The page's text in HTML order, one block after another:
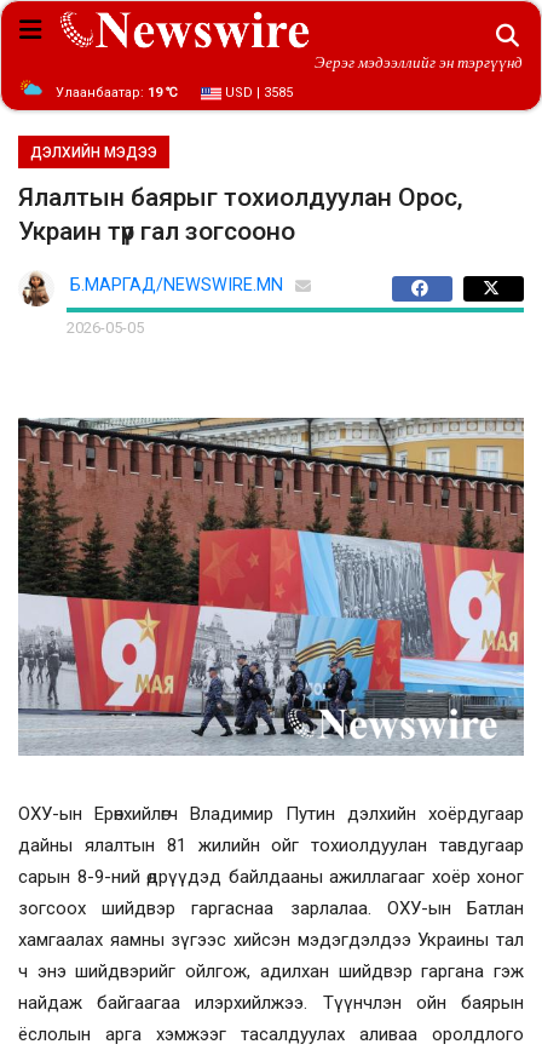
Эерэг мэдээллийг эн тэргүүнд
Улаанбаатар: 19 ℃ USD | 3585
ДЭЛХИЙН МЭДЭЭ
Ялалтын баярыг тохиолдуулан Орос,
Украин түр гал зогсооно
Б.МАРГАД/NEWSWIRE.MN
2026-05-05
ОХУ-ын Ерөнхийлөгч Владимир Путин дэлхийн хоёрдугаар
дайны ялалтын 81 жилийн ойг тохиолдуулан тавдугаар
сарын 8-9-ний өдрүүдэд байлдааны ажиллагааг хоёр хоног
зогсоох шийдвэр гаргаснаа зарлалаа. ОХУ-ын Батлан
хамгаалах яамны зүгээс хийсэн мэдэгдэлдээ Украины тал
ч энэ шийдвэрийг ойлгож, адилхан шийдвэр гаргана гэж
найдаж байгаагаа илэрхийлжээ. Түүнчлэн ойн баярын
ёслолын арга хэмжээг тасалдуулах аливаа оролдлого